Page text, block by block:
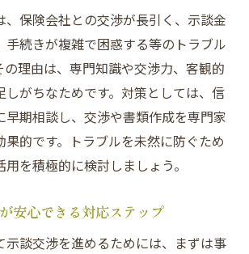
、保険会社との交渉が長引く、示談金
手続きが複雑で困惑する等のトラブル
の理由は、専門知識や交渉力、客観的
しがちなためです。対策としては、信
早期相談し、交渉や書類作成を専門家
果的です。トラブルを未然に防ぐため
を積極的に検討しましょう。
安心できる対応ステップ
示談交渉を進めるためには、まずは事